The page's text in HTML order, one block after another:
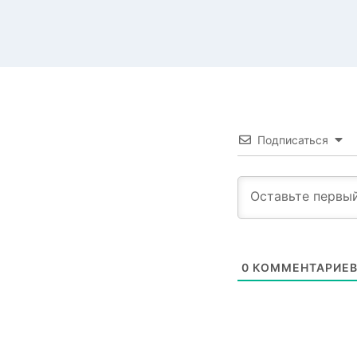
Подписаться
0 КОММЕНТАРИЕВ